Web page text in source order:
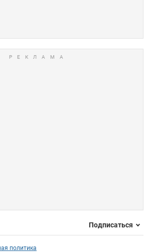
Подписаться
политика